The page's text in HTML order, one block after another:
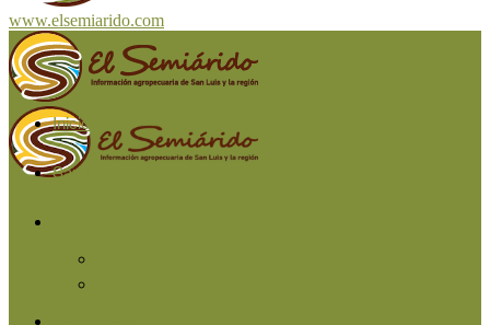
www.elsemiarido.com
Inicio
San Luis